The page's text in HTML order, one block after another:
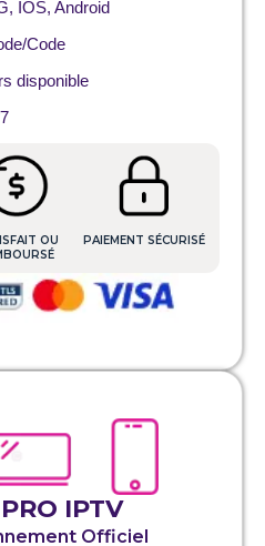
IOS, Android
Code
disponible
OU
PAIEMENT SÉCURISÉ
IPTV
Officiel